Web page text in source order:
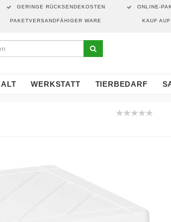
GERINGE RÜCKSENDEKOSTEN
PAKETVERSANDFÄHIGER WARE
ONLINE-
KAUF
WERKSTATT TIERBEDARF